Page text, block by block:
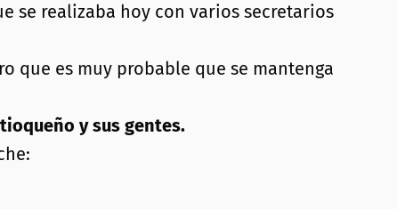
se realizaba hoy con varios secretarios
que es muy probable que se mantenga
y sus gentes.